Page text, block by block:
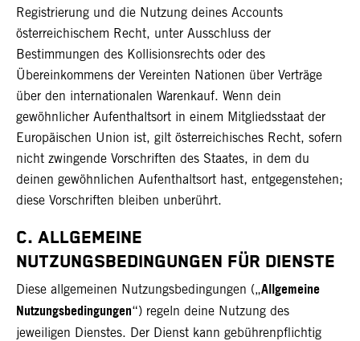
Registrierung und die Nutzung deines Accounts
österreichischem Recht, unter Ausschluss der
Bestimmungen des Kollisionsrechts oder des
Übereinkommens der Vereinten Nationen über Verträge
über den internationalen Warenkauf. Wenn dein
gewöhnlicher Aufenthaltsort in einem Mitgliedsstaat der
Europäischen Union ist, gilt österreichisches Recht, sofern
nicht zwingende Vorschriften des Staates, in dem du
deinen gewöhnlichen Aufenthaltsort hast, entgegenstehen;
diese Vorschriften bleiben unberührt.
C. ALLGEMEINE
NUTZUNGSBEDINGUNGEN FÜR DIENSTE
Diese allgemeinen Nutzungsbedingungen („Allgemeine
Nutzungsbedingungen“) regeln deine Nutzung des
jeweiligen Dienstes. Der Dienst kann gebührenpflichtig